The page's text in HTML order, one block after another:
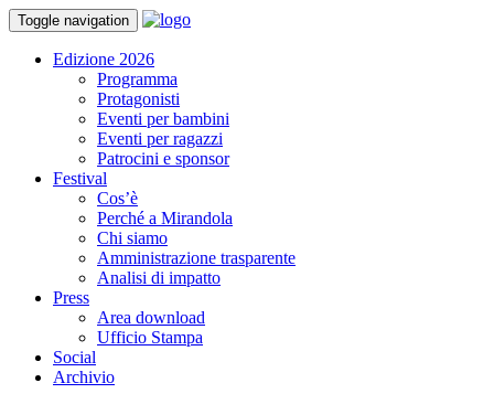
Toggle navigation
Edizione 2026
Programma
Protagonisti
Eventi per bambini
Eventi per ragazzi
Patrocini e sponsor
Festival
Cos’è
Perché a Mirandola
Chi siamo
Amministrazione trasparente
Analisi di impatto
Press
Area download
Ufficio Stampa
Social
Archivio